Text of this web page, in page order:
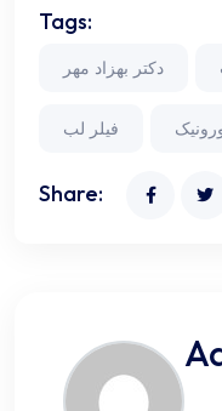
Tags:
دکتر بهزاد مهر
فیلر لب
Share: